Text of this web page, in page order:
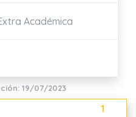
Académica
19/07/2023
1